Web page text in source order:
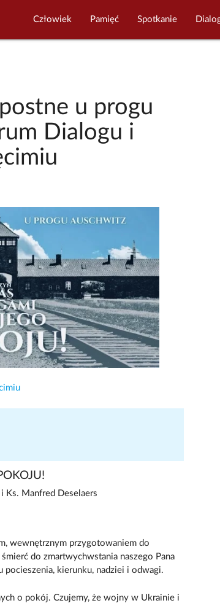
Człowiek Pamięć Spotkanie
u progu
Dialogu i
Ks. Manfred Deselaers
wewnętrznym przygotowaniem do
do zmartwychwstania naszego Pana
pocieszenia, kierunku, nadziei i odwagi.
o pokój. Czujemy, że wojny w Ukrainie i